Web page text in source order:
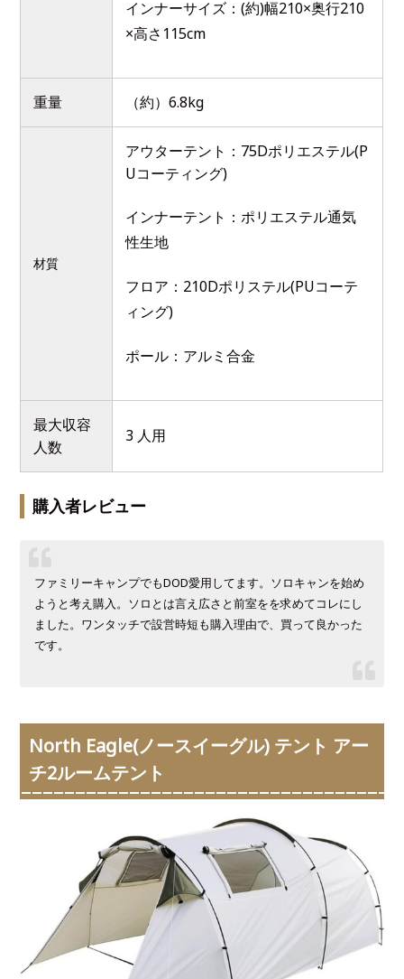
インナーサイズ：(約)幅210×奥行210
×高さ115cm
重量 （約）6.8kg
材質
アウターテント：75Dポリエステル(P
Uコーティング)
インナーテント：ポリエステル通気
性生地
フロア：210Dポリステル(PUコーテ
ィング)
ポール：アルミ合金
最大収容
人数
3 人用
購入者レビュー
ファミリーキャンプでもDOD愛用してます。ソロキャンを始め
ようと考え購入。ソロとは言え広さと前室をを求めてコレにし
ました。ワンタッチで設営時短も購入理由で、買って良かった
です。
North Eagle(ノースイーグル) テント アー
チ2ルームテント